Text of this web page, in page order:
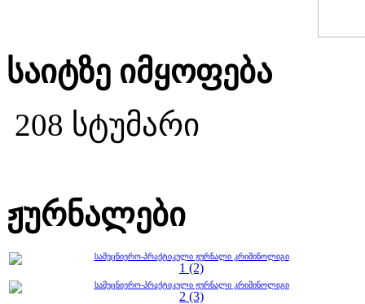
საიტზე იმყოფება
208 სტუმარი
ჟურნალები
სამეცნიერო-პრაქტიკული ჟურნალი კრიმინოლიგი
1 (2)
სამეცნიერო-პრაქტიკული ჟურნალი კრიმინოლიგი
2 (3)